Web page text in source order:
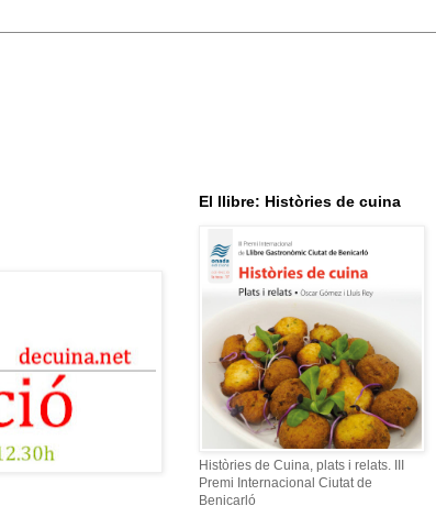
El llibre: Històries de cuina
Històries de Cuina, plats i relats. III
Premi Internacional Ciutat de
Benicarló